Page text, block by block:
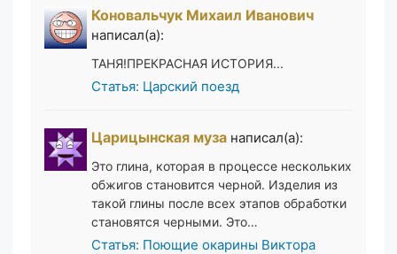
Коновальчук Михаил Иванович
написал(а):
ТАНЯ!ПРЕКРАСНАЯ ИСТОРИЯ...
Статья: Царский поезд
Царицынская муза написал(а):
Это глина, которая в процессе нескольких
обжигов становится черной. Изделия из
такой глины после всех этапов обработки
становятся черными. Это…
Статья: Поющие окарины Виктора